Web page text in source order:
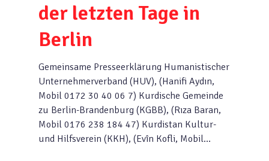
der letzten Tage in
Berlin
Gemeinsame Presseerklärung Humanistischer
Unternehmerverband (HUV), (Hanifi Aydın,
Mobil 0172 30 40 06 7) Kurdische Gemeinde
zu Berlin-Brandenburg (KGBB), (Rıza Baran,
Mobil 0176 238 184 47) Kurdistan Kultur-
und Hilfsverein (KKH), (Evîn Kofli, Mobil…